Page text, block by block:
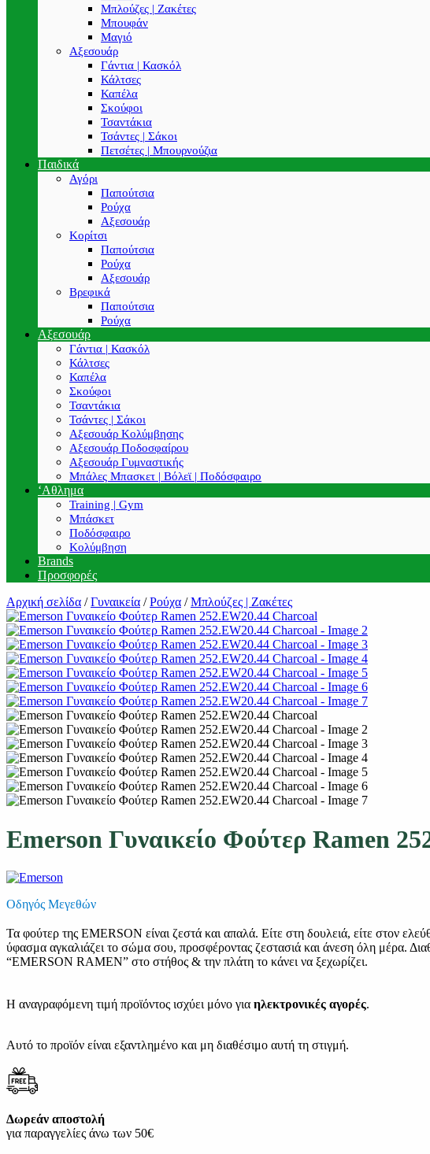
Μπλούζες | Ζακέτες
Μπουφάν
Μαγιό
Αξεσουάρ
Γάντια | Κασκόλ
Κάλτσες
Καπέλα
Σκούφοι
Τσαντάκια
Τσάντες | Σάκοι
Πετσέτες | Μπουρνούζια
Παιδικά
Αγόρι
Παπούτσια
Ρούχα
Αξεσουάρ
Κορίτσι
Παπούτσια
Ρούχα
Αξεσουάρ
Βρεφικά
Παπούτσια
Ρούχα
Αξεσουάρ
Γάντια | Κασκόλ
Κάλτσες
Καπέλα
Σκούφοι
Τσαντάκια
Τσάντες | Σάκοι
Αξεσουάρ Κολύμβησης
Αξεσουάρ Ποδοσφαίρου
Αξεσουάρ Γυμναστικής
Μπάλες Μπασκετ | Βόλεϊ | Ποδόσφαιρο
‘Αθλημα
Training | Gym
Μπάσκετ
Ποδόσφαιρο
Κολύμβηση
Brands
Προσφορές
Αρχική σελίδα / Γυναικεία / Ρούχα / Μπλούζες | Ζακέτες
Emerson Γυναικείο Φούτερ Ramen
Οδηγός Μεγεθών
Τα φούτερ της EMERSON είναι ζεστά και απαλά. Είτε στη δουλειά, είτε στον
ύφασμα αγκαλιάζει το σώμα σου, προσφέροντας ζεστασιά και άνεση όλη μέρα.
“EMERSON RAMEN” στο στήθος & την πλάτη το κάνει να ξεχωρίζει.
Η αναγραφόμενη τιμή προϊόντος ισχύει μόνο για ηλεκτρονικές αγορές.
Αυτό το προϊόν είναι εξαντλημένο και μη διαθέσιμο αυτή τη στιγμή.
Δωρεάν αποστολή
για παραγγελίες άνω των 50€